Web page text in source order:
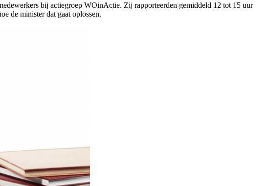
bij actiegroep WOinActie. Zij rapporteerden gemiddeld 12 tot 15 uur
de minister dat gaat oplossen.